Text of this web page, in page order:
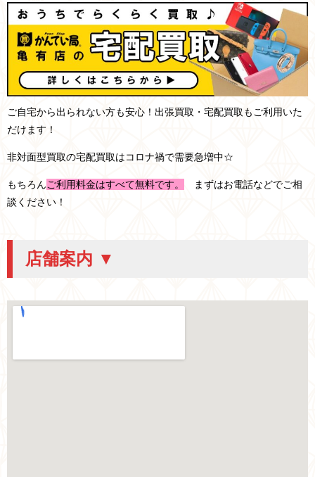
ご自宅から出られない方も安心！出張買取・宅配買取もご利用いた
だけます！
非対面型買取の宅配買取はコロナ禍で需要急増中☆
もちろんご利用料金はすべて無料です。
まずはお電話などでご相
談ください！
店舗案内 ▼